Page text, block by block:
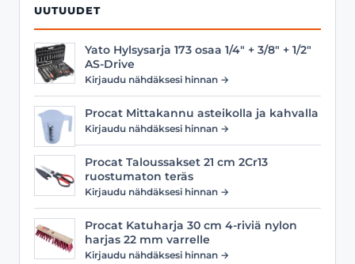
UUTUUDET
Yato Hylsysarja 173 osaa 1/4" + 3/8" + 1/2"
AS-Drive
Kirjaudu nähdäksesi hinnan →
Procat Mittakannu asteikolla ja kahvalla
Kirjaudu nähdäksesi hinnan →
Procat Taloussakset 21 cm 2Cr13
ruostumaton teräs
Kirjaudu nähdäksesi hinnan →
Procat Katuharja 30 cm 4-riviä nylon
harjas 22 mm varrelle
Kirjaudu nähdäksesi hinnan →